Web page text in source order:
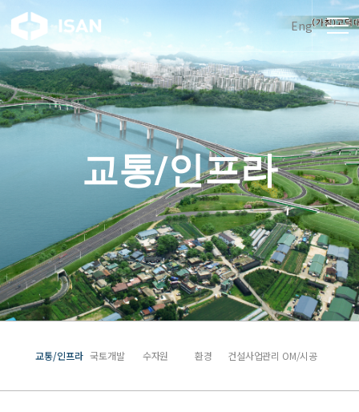
Eng
교통/인프라
교통/인프라 국토개발 수자원 환경 건설사업관리 OM/시공